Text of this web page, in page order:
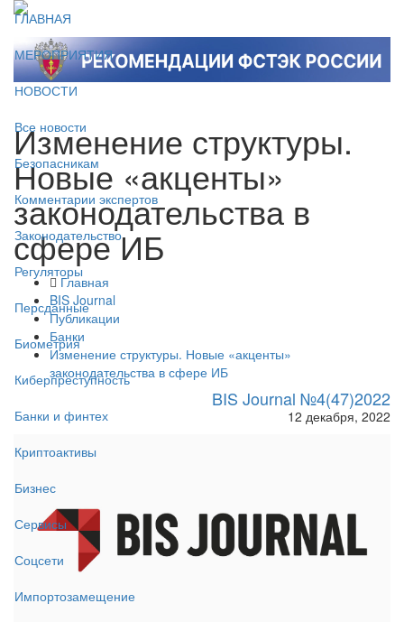
ГЛАВНАЯ
МЕРОПРИЯТИЯ
НОВОСТИ
Все новости
Безопасникам
Комментарии экспертов
Законодательство
Регуляторы
Персданные
Биометрия
Киберпреступность
Банки и финтех
Криптоактивы
Бизнес
Сервисы
Соцсети
Импортозамещение
Изменение структуры.
Новые «акценты»
законодательства в
сфере ИБ
Главная
BIS Journal
Публикации
Банки
Изменение структуры. Новые «акценты»
законодательства в сфере ИБ
BIS Journal №4(47)2022
12 декабря, 2022